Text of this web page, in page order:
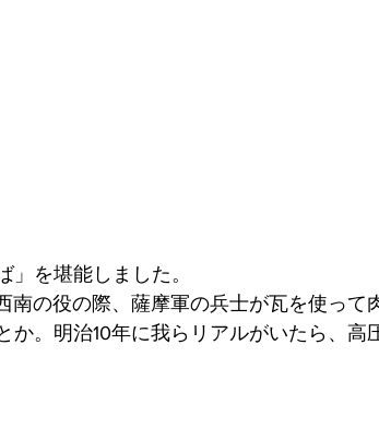
を堪能しました。
南の役の際、薩摩軍の兵士が瓦を使って
か。明治10年に我らリアルがいたら、高